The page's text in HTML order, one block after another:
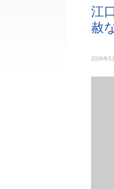
江
赦
2026年5